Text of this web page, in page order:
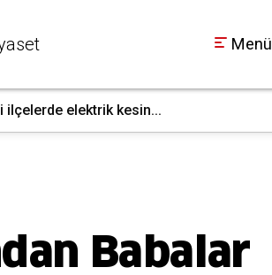
Menü
ilçelerde elektrik kesin...
Babalar